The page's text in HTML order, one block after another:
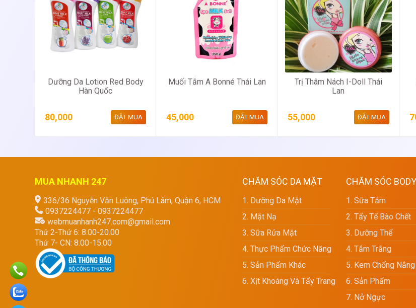
Dưỡng Da Lotion Red Body
Hàn Quốc
80,000 ĐẶT MUA
Muối Tắm A Bonné Thái Lan
45,000 ĐẶT MUA
Trị Thâm Nách I-Doll Thái
Lan
55,000 ĐẶT MUA
MUA NHANH 247
336/36 Nguyễn Văn Luông, Phú Lâm, Quận 6, HCM
0937224477 - 0937224477
webmuanhanh247.com@gmail.com
Thứ 2-Thứ 6: 8.00-20.00
Thứ 7- CN: 8.00-15.00
CHĂM SÓC DA MẶT
1. Dưỡng Da Mặt
2. Mặt Nạ
3. Sữa Rửa Mặt
4. Thực Phẩm Chức Năng
5. Sản Phẩm Khác
6. Xịt Khoáng Và Tẩy Trang
CHĂM SÓC BODY
1. Sữa Tắm
2. Tẩy Tế Bào Chết
3. Dưỡng Thể
4. Tắm Trắng
5. Kem Chống Nắng
6. Sản Phẩm
7. Nở Ngực